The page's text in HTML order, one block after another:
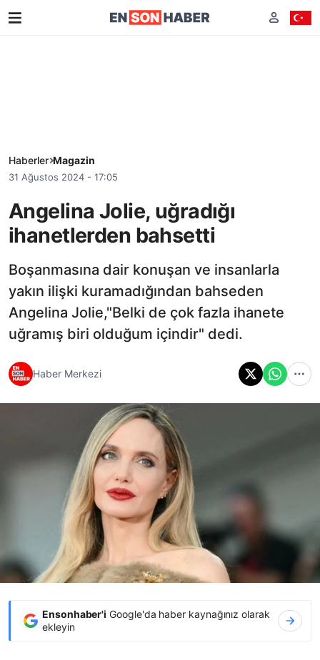
Haberler Magazin
31 Ağustos 2024 - 17:05
Angelina Jolie, uğradığı
ihanetlerden bahsetti
Boşanmasına dair konuşan ve insanlarla
yakın ilişki kuramadığından bahseden
Angelina Jolie,"Belki de çok fazla ihanete
uğramış biri olduğum içindir" dedi.
Haber Merkezi
Ensonhaber'i Google'da haber kaynağınız olarak
ekleyin